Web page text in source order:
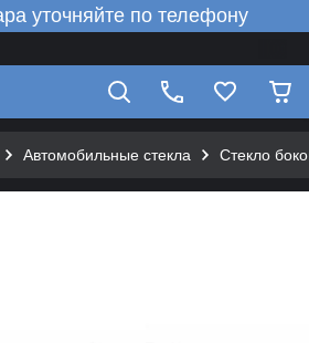
уточняйте по телефону
Автомобильные стекла Стекло